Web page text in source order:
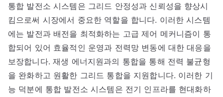
통합 발전소 시스템은 그리드 안정성과 신뢰성을 향상시
킴으로써 시장에서 중요한 역할을 합니다. 이러한 시스템
에는 발전과 배전을 최적화하는 고급 제어 메커니즘이 통
합되어 있어 효율적인 운영과 전력망 변동에 대한 대응을
보장합니다. 재생 에너지원과의 통합을 통해 전력 불균형
을 완화하고 원활한 그리드 통합을 지원합니다. 이러한 기
능 덕분에 통합 발전소 시스템은 전기 인프라를 현대화하